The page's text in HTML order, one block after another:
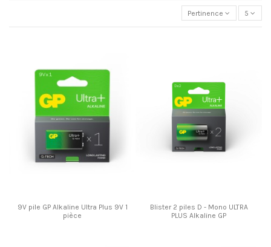
Pertinence 5
9V pile GP Alkaline Ultra Plus 9V 1
pièce
Blister 2 piles D - Mono ULTRA
PLUS Alkaline GP